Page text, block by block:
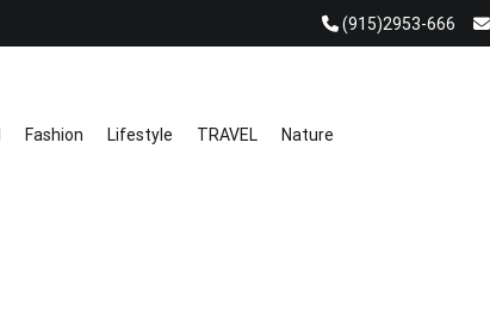
(915)2953-666
Fashion Lifestyle TRAVEL Nature